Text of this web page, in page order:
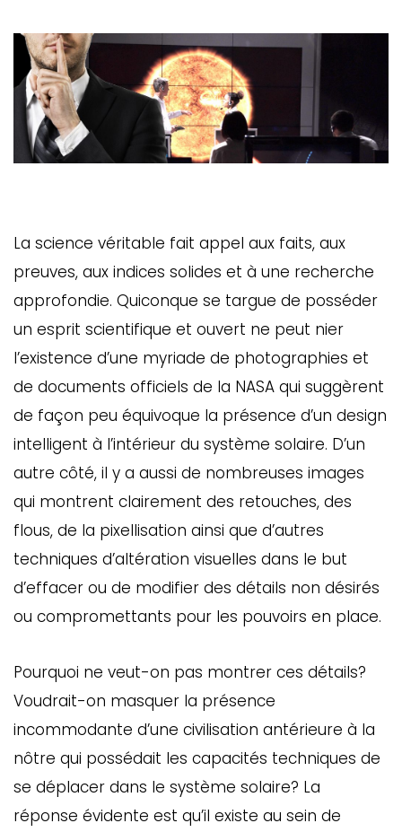
La science véritable fait appel aux faits, aux
preuves, aux indices solides et à une recherche
approfondie. Quiconque se targue de posséder
un esprit scientifique et ouvert ne peut nier
l’existence d’une myriade de photographies et
de documents officiels de la NASA qui suggèrent
de façon peu équivoque la présence d’un design
intelligent à l’intérieur du système solaire. D’un
autre côté, il y a aussi de nombreuses images
qui montrent clairement des retouches, des
flous, de la pixellisation ainsi que d’autres
techniques d’altération visuelles dans le but
d’effacer ou de modifier des détails non désirés
ou compromettants pour les pouvoirs en place.
Pourquoi ne veut-on pas montrer ces détails?
Voudrait-on masquer la présence
incommodante d’une civilisation antérieure à la
nôtre qui possédait les capacités techniques de
se déplacer dans le système solaire? La
réponse évidente est qu’il existe au sein de